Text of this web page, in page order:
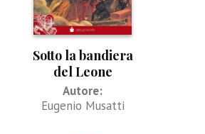
Sotto la bandiera
del Leone
Autore:
Eugenio Musatti